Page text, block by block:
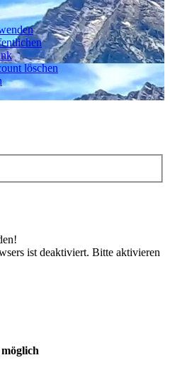
löschen
ist deaktiviert. Bitte aktivieren